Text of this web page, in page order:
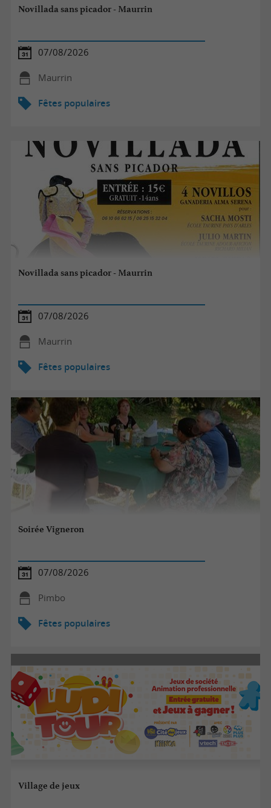
Novillada sans picador - Maurrin
07/08/2026
Maurrin
Fêtes populaires
Novillada sans picador - Maurrin
07/08/2026
Maurrin
Fêtes populaires
Soirée Vigneron
07/08/2026
Pimbo
Fêtes populaires
Village de jeux